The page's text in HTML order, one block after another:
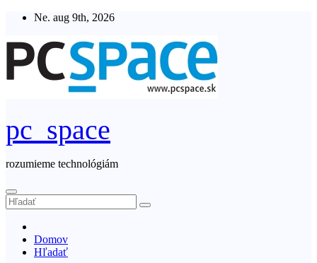
Skip
content
Ne. aug 9th, 2026
pc_space
rozumieme technológiám
Domov
Hľadať